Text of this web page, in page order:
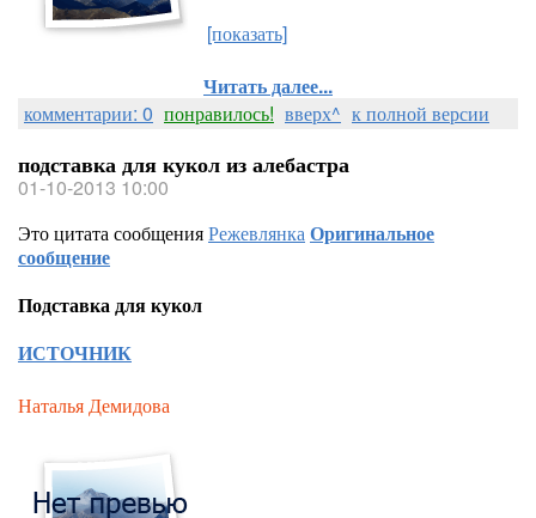
[показать]
Читать далее...
комментарии: 0 понравилось! вверх^ к полной версии
подставка для кукол из алебастра
01-10-2013 10:00
Это цитата сообщенияРежевлянкаОригинальное
сообщение
Подставка для кукол
ИСТОЧНИК
Наталья Демидова